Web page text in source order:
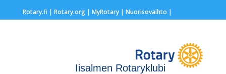
Rotary.fi | Rotary.org| MyRotary | Nuorisovaihto |
Iisalmen Rotaryklubi